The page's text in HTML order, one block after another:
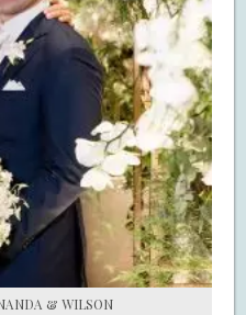
& WILSON